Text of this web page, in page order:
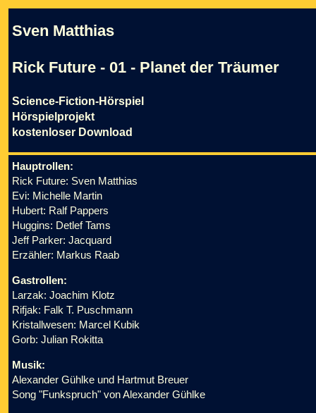
Sven Matthias
Rick Future - 01 - Planet der Träumer
Science-Fiction-Hörspiel
Hörspielprojekt
kostenloser Download
Hauptrollen:
Rick Future: Sven Matthias
Evi: Michelle Martin
Hubert: Ralf Pappers
Huggins: Detlef Tams
Jeff Parker: Jacquard
Erzähler: Markus Raab
Gastrollen:
Larzak: Joachim Klotz
Rifjak: Falk T. Puschmann
Kristallwesen: Marcel Kubik
Gorb: Julian Rokitta
Musik:
Alexander Gühlke und Hartmut Breuer
Song "Funkspruch" von Alexander Gühlke